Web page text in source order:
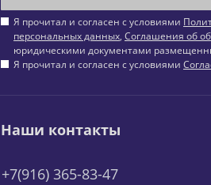
Я прочитал и согласен с условиями
персональных данных, Соглашения об
юридическими документами
Я прочитал и согласен с условиями
Наши контакты
+7(916) 365-83-47